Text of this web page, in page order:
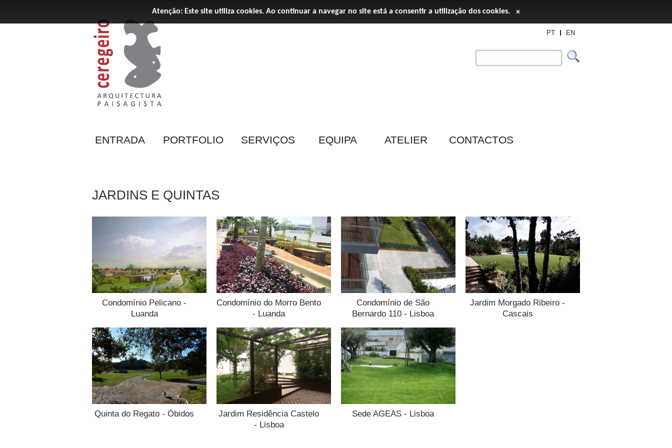
PT EN
ENTRADA PORTFOLIO SERVIÇOS EQUIPA ATELIER CONTACTOS
JARDINS E QUINTAS
Condomínio Pelicano -
Luanda
Condomínio do Morro Bento
- Luanda
Condomínio de São
Bernardo 110 - Lisboa
Jardim Morgado Ribeiro -
Cascais
Quinta do Regato - Óbidos
Jardim Residência Castelo
- Lisboa
Sede AGEAS - Lisboa
Atenção: Este site utiliza cookies. Ao continuar a navegar no site está a consentir a utilização dos cookies. ×